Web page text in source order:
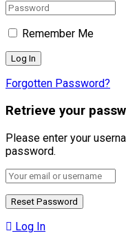
Remember Me
Forgotten Password?
Retrieve your
Please enter your
password.
Log In